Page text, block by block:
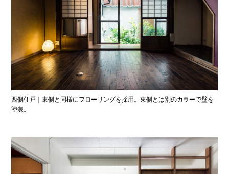
西側住戸｜東側と同様にフローリングを採用。東側とは別のカラーで壁を
塗装。